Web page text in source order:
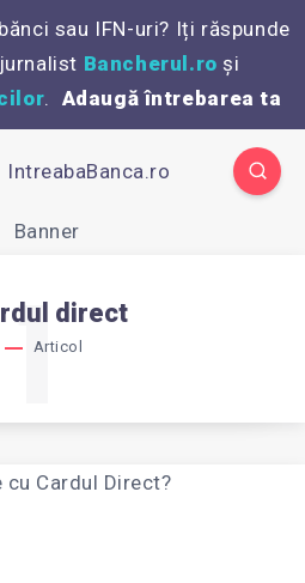
sau IFN-uri? Iți răspunde
Bancherul.ro și
. Adaugă întrebarea ta
direct
Articol
1